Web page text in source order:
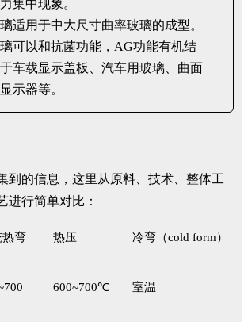
集中现象。
适用于中大尺寸曲率玻璃的成型。
可以和抗菌功能，AG功能有机结
车载显示盖板、汽车用玻璃、曲面
示器等。
到的信息，这里从原料、技术、整体工
进行简单对比：
热弯 热压 冷弯（cold form）
600~700℃ 室温